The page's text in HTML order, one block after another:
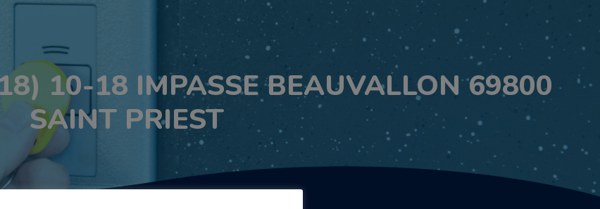
10-18 IMPASSE BEAUVALLON 69800
SAINT PRIEST